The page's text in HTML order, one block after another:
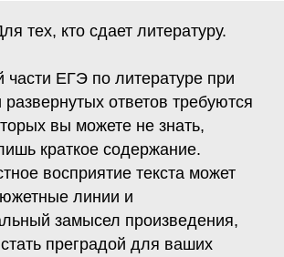
тех, кто сдает литературу.
части ЕГЭ по литературе при
развернутых ответов требуются
вы можете не знать,
краткое содержание.
восприятие текста может
линии и
замысел произведения,
преградой для ваших